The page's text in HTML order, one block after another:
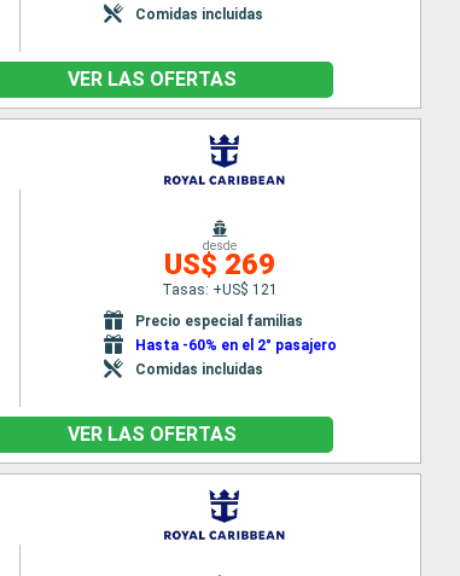
Comidas incluidas
VER LAS OFERTAS
desde
US$ 269
Tasas: +US$ 121
Precio especial familias
Hasta -60% en el 2° pasajero
Comidas incluidas
VER LAS OFERTAS